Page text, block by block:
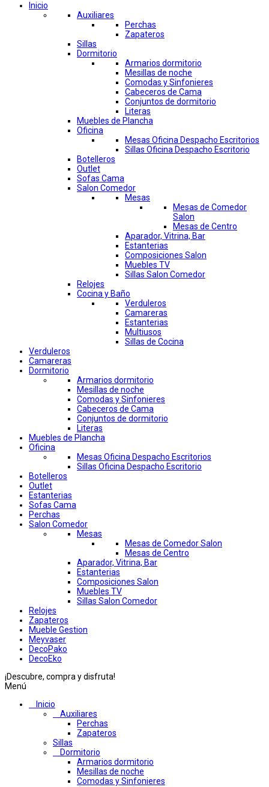
Inicio
Auxiliares
Perchas
Zapateros
Sillas
Dormitorio
Armarios dormitorio
Mesillas de noche
Comodas y Sinfonieres
Cabeceros de Cama
Conjuntos de dormitorio
Literas
Muebles de Plancha
Oficina
Mesas Oficina Despacho Escritorios
Sillas Oficina Despacho Escritorio
Botelleros
Outlet
Sofas Cama
Salon Comedor
Mesas
Mesas de Comedor
Salon
Mesas de Centro
Aparador, Vitrina, Bar
Estanterias
Composiciones Salon
Muebles TV
Sillas Salon Comedor
Relojes
Cocina y Baño
Verduleros
Camareras
Estanterias
Multiusos
Sillas de Cocina
Verduleros
Camareras
Dormitorio
Armarios dormitorio
Mesillas de noche
Comodas y Sinfonieres
Cabeceros de Cama
Conjuntos de dormitorio
Literas
Muebles de Plancha
Oficina
Mesas Oficina Despacho Escritorios
Sillas Oficina Despacho Escritorio
Botelleros
Outlet
Estanterias
Sofas Cama
Perchas
Salon Comedor
Mesas
Mesas de Comedor Salon
Mesas de Centro
Aparador, Vitrina, Bar
Estanterias
Composiciones Salon
Muebles TV
Sillas Salon Comedor
Relojes
Zapateros
Mueble Gestion
Meyvaser
DecoPako
DecoEko
¡Descubre, compra y disfruta!
Menú
Inicio
Auxiliares
Perchas
Zapateros
Sillas
Dormitorio
Armarios dormitorio
Mesillas de noche
Comodas y Sinfonieres